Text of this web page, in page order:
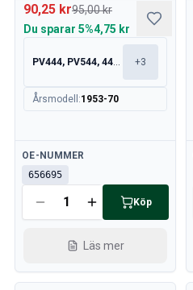
90,25 kr95,00 kr
Du sparar 5%4,75 kr
PV444, PV544, 445, 210 +3
Årsmodell :1953-70
Tillgänglig
OE-NUMMER
656695
Köp
Läs mer